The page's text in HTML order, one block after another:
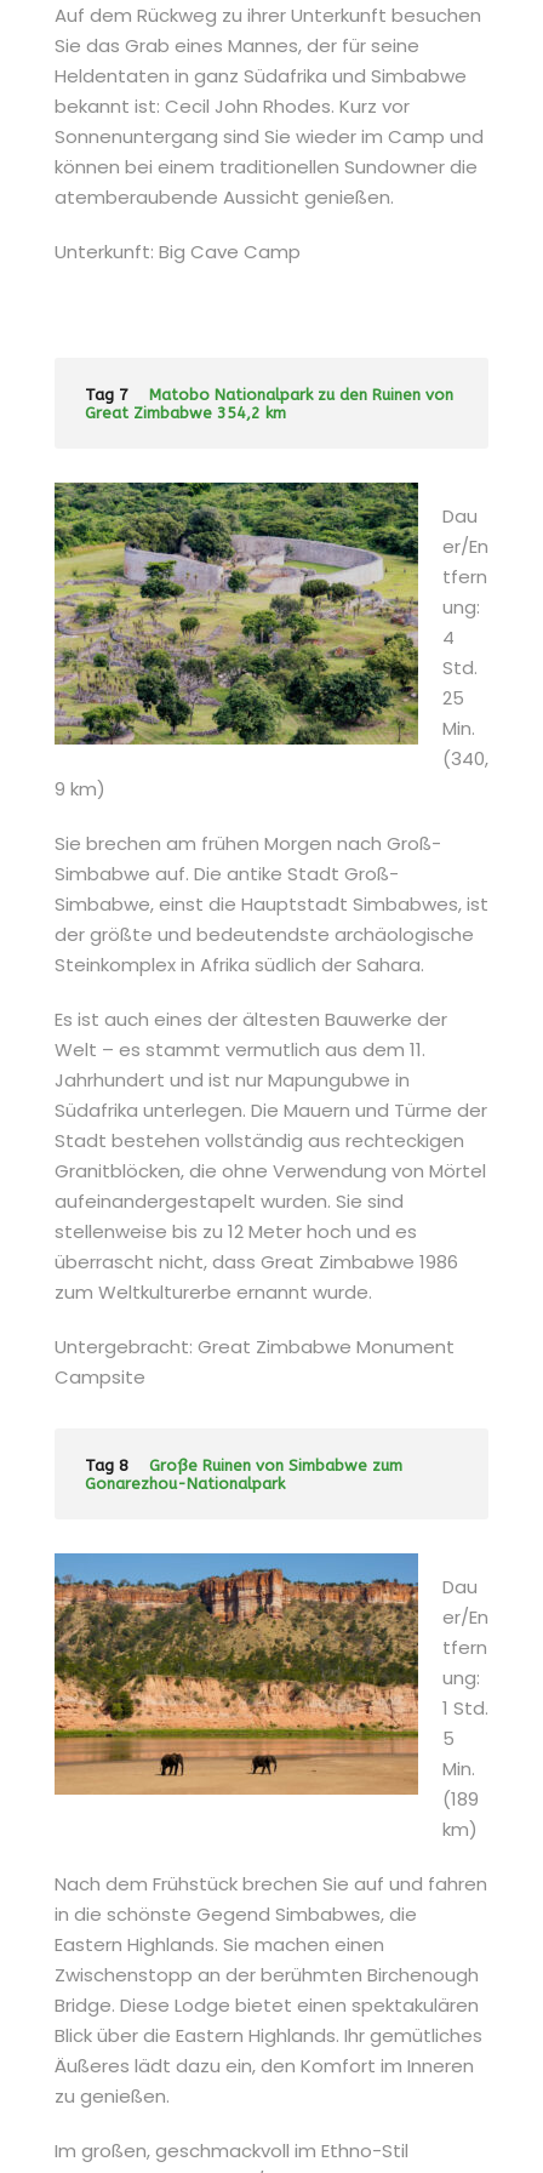
Auf dem Rückweg zu ihrer Unterkunft besuchen
Sie das Grab eines Mannes, der für seine
Heldentaten in ganz Südafrika und Simbabwe
bekannt ist: Cecil John Rhodes. Kurz vor
Sonnenuntergang sind Sie wieder im Camp und
können bei einem traditionellen Sundowner die
atemberaubende Aussicht genießen.
Unterkunft: Big Cave Camp
Tag 7
Matobo Nationalpark zu den Ruinen von
Great Zimbabwe 354,2 km
Dau
er/En
tfern
ung:
4
Std.
25
Min.
(340,
9 km)
Sie brechen am frühen Morgen nach Groß-
Simbabwe auf. Die antike Stadt Groß-
Simbabwe, einst die Hauptstadt Simbabwes, ist
der größte und bedeutendste archäologische
Steinkomplex in Afrika südlich der Sahara.
Es ist auch eines der ältesten Bauwerke der
Welt – es stammt vermutlich aus dem 11.
Jahrhundert und ist nur Mapungubwe in
Südafrika unterlegen. Die Mauern und Türme der
Stadt bestehen vollständig aus rechteckigen
Granitblöcken, die ohne Verwendung von Mörtel
aufeinandergestapelt wurden. Sie sind
stellenweise bis zu 12 Meter hoch und es
überrascht nicht, dass Great Zimbabwe 1986
zum Weltkulturerbe ernannt wurde.
Untergebracht: Great Zimbabwe Monument
Campsite
Tag 8
Große Ruinen von Simbabwe zum
Gonarezhou-Nationalpark
Dau
er/En
tfern
ung:
1 Std.
5
Min.
(189
km)
Nach dem Frühstück brechen Sie auf und fahren
in die schönste Gegend Simbabwes, die
Eastern Highlands. Sie machen einen
Zwischenstopp an der berühmten Birchenough
Bridge. Diese Lodge bietet einen spektakulären
Blick über die Eastern Highlands. Ihr gemütliches
Äußeres lädt dazu ein, den Komfort im Inneren
zu genießen.
Im großen, geschmackvoll im Ethno-Stil